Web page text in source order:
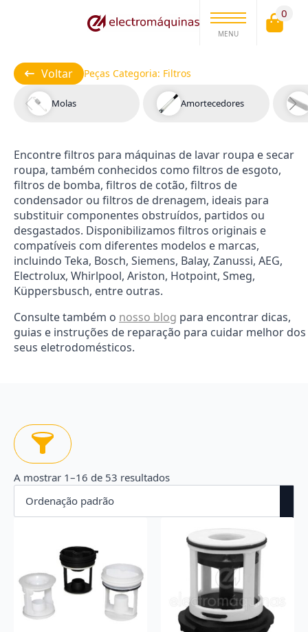
MENU
0
Voltar Peças Categoria: Filtros
Molas Amortecedores
Encontre filtros para máquinas de lavar roupa e secar
roupa, também conhecidos como filtros de esgoto,
filtros de bomba, filtros de cotão, filtros de
condensador ou filtros de drenagem, ideais para
substituir componentes obstruídos, partidos ou
desgastados. Disponibilizamos filtros originais e
compatíveis com diferentes modelos e marcas,
incluindo Teka, Bosch, Siemens, Balay, Zanussi, AEG,
Electrolux, Whirlpool, Ariston, Hotpoint, Smeg,
Küppersbusch, entre outras.
Consulte também o nosso blog para encontrar dicas,
guias e instruções de reparação para cuidar melhor dos
seus eletrodomésticos.
A mostrar 1–16 de 53 resultados